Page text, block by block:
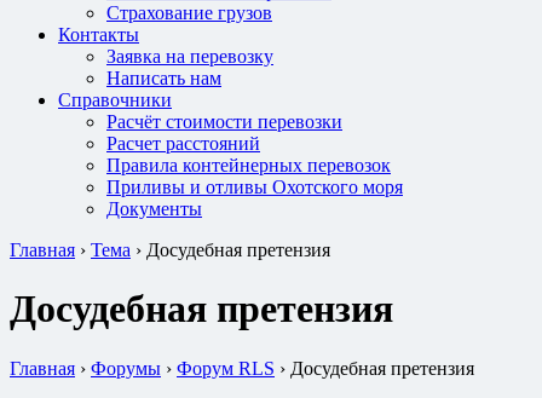
Страхование грузов
Контакты
Заявка на перевозку
Написать нам
Справочники
Расчёт стоимости перевозки
Расчет расстояний
Правила контейнерных перевозок
Приливы и отливы Охотского моря
Документы
Главная › Тема › Досудебная претензия
Досудебная претензия
Главная › Форумы › Форум RLS › Досудебная претензия